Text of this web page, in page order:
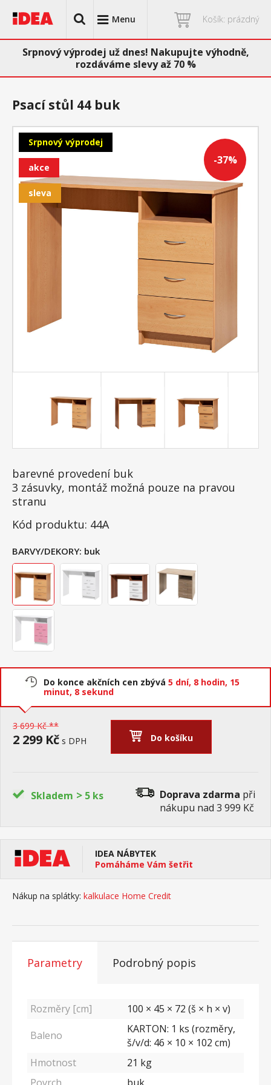
Menu Košík: prázdný
Srpnový výprodej už dnes! Nakupujte výhodně,
rozdáváme slevy až 70 %
-37%
Srpnový výprodej
akce
sleva
Psací stůl 44 buk
barevné provedení buk
3 zásuvky, montáž možná pouze na pravou
stranu
Kód produktu: 44A
BARVY/DEKORY: buk
Do konce akčních cen zbývá 5 dní, 8 hodin, 15
minut, 8 sekund
3 699 Kč **
2 299 Kč s DPH Do košíku
Skladem > 5 ks Doprava zdarma při
nákupu nad 3 999 Kč
IDEA NÁBYTEK
Pomáháme Vám šetřit
Nákup na splátky: kalkulace Home Credit
Parametry Podrobný popis
Rozměry [cm]
100 × 45 × 72 (š × h × v)
Baleno
KARTON: 1 ks (rozměry,
š/v/d: 46 × 10 × 102 cm)
Hmotnost
21 kg